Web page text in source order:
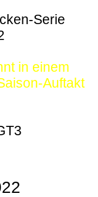
Serie
in einem
Auftakt